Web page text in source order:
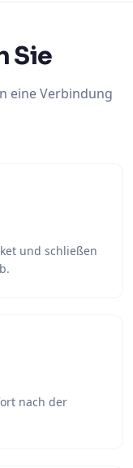
Sie
eine Verbindung
und schließen
nach der